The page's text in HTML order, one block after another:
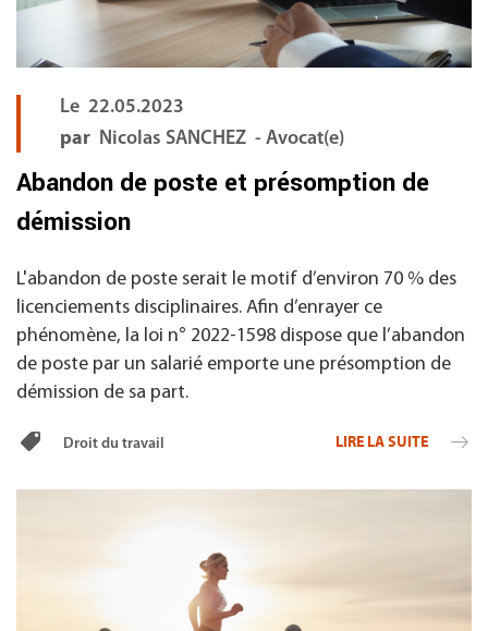
Le 22.05.2023
par Nicolas SANCHEZ - Avocat(e)
Abandon de poste et présomption de
démission
L'abandon de poste serait le motif d’environ 70 % des
licenciements disciplinaires. Afin d’enrayer ce
phénomène, la loi n° 2022-1598 dispose que l’abandon
de poste par un salarié emporte une présomption de
démission de sa part.
Droit du travail LIRE LA SUITE